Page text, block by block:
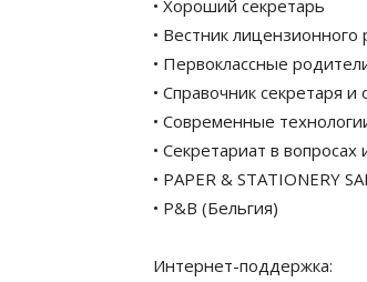
• Хороший секретарь
• Вестник лицензионного
• Первоклассные
• Справочник секретаря
• Современные
• Секретариат в вопросах
• PAPER & STATIONERY
• P&B (Бельгия)
Интернет-поддержка: